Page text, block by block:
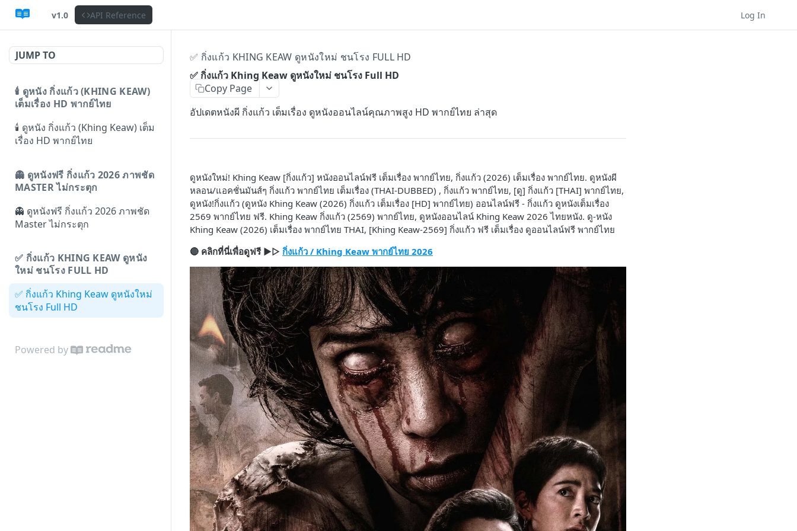
v1.0 API Reference Log In
JUMP TO
🕯️ ดูหนัง กิ่งแก้ว (KHING KEAW)
เต็มเรื่อง HD พากย์ไทย
🕯️ ดูหนัง กิ่งแก้ว (Khing Keaw) เต็ม
เรื่อง HD พากย์ไทย
👻 ดูหนังฟรี กิ่งแก้ว 2026 ภาพชัด
MASTER ไม่กระตุก
👻 ดูหนังฟรี กิ่งแก้ว 2026 ภาพชัด
Master ไม่กระตุก
✅ กิ่งแก้ว KHING KEAW ดูหนัง
ใหม่ ชนโรง FULL HD
✅ กิ่งแก้ว Khing Keaw ดูหนังใหม่
ชนโรง Full HD
Powered by
✅ กิ่งแก้ว KHING KEAW ดูหนังใหม่ ชนโรง FULL HD
✅ กิ่งแก้ว Khing Keaw ดูหนังใหม่ ชนโรง Full HD
Copy Page
อัปเดตหนังผี กิ่งแก้ว เต็มเรื่อง ดูหนังออนไลน์คุณภาพสูง HD พากย์ไทย ล่าสุด
ดูหนังใหม่! Khing Keaw [กิ่งแก้ว] หนังออนไลน์ฟรี เต็มเรื่อง พากย์ไทย, กิ่งแก้ว (2026) เต็มเรื่อง พากย์ไทย. ดูหนังผี
หลอน/แอคชั่นมันส์ๆ กิ่งแก้ว พากย์ไทย เต็มเรื่อง (THAI-DUBBED) , กิ่งแก้ว พากย์ไทย, [ดู] กิ่งแก้ว [THAI] พากย์ไทย,
ดูหนัง!กิ่งแก้ว (ดูหนัง Khing Keaw (2026) กิ่งแก้ว เต็มเรื่อง [HD] พากย์ไทย) ออนไลน์ฟรี - กิ่งแก้ว ดูหนังเต็มเรื่อง
2569 พากย์ไทย ฟรี. Khing Keaw กิ่งแก้ว (2569) พากย์ไทย, ดูหนังออนไลน์ Khing Keaw 2026 ไทยหนัง. ดู-หนัง
Khing Keaw (2026) เต็มเรื่อง พากย์ไทย THAI, [Khing Keaw-2569] กิ่งแก้ว ฟรี เต็มเรื่อง ดูออนไลน์ฟรี พากย์ไทย
🔴 คลิกที่นี่เพื่อดูฟรี ▶▷ กิ่งแก้ว / Khing Keaw พากย์ไทย 2026